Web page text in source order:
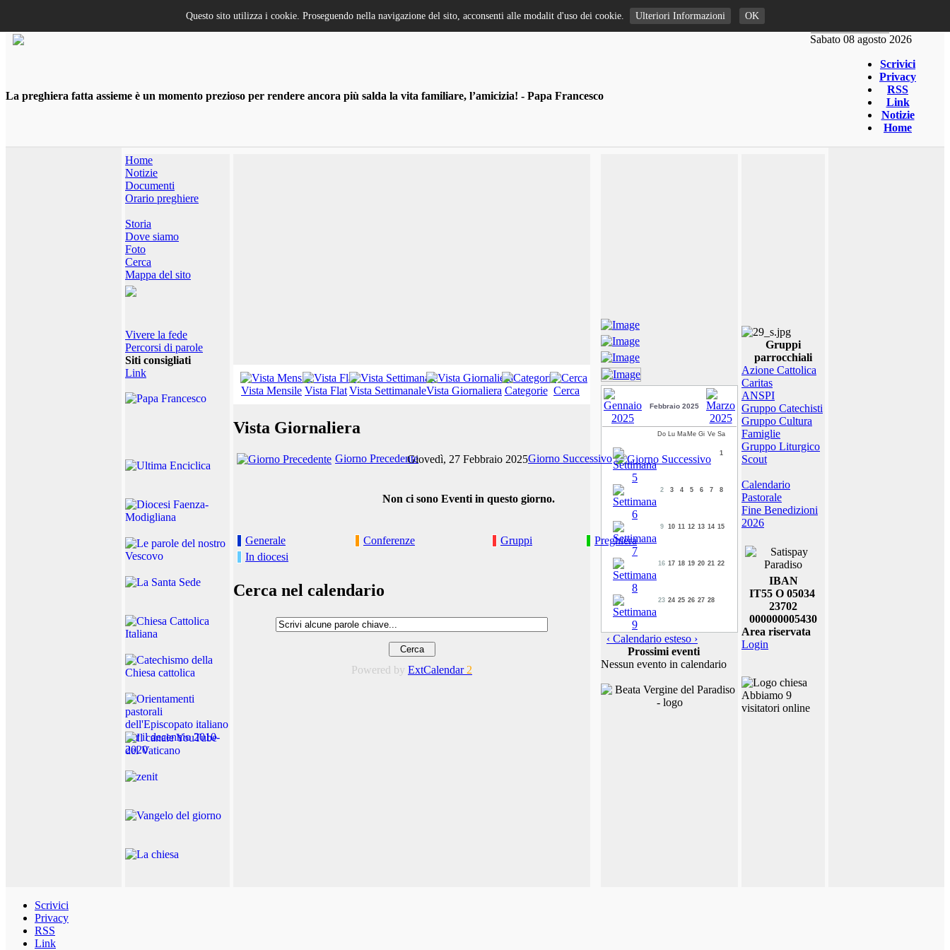
Sabato 08 agosto 2026
La preghiera fatta assieme è un momento prezioso per rendere ancora più salda la vita familiare, l’amicizia! - Papa Francesco
Scrivici
Privacy
RSS
Link
Notizie
Home
Home
Notizie
Documenti
Orario preghiere
Storia
Dove siamo
Foto
Cerca
Mappa del sito
Vivere la fede
Percorsi di parole
Siti consigliati
Link
Vista Mensile Vista FlatVista SettimanaleVista Giornaliera Categorie Cerca
Vista Giornaliera
Giorno PrecedenteGiovedì, 27 Febbraio 2025Giorno Successivo
Non ci sono Eventi in questo giorno.
Generale Conferenze Gruppi
Preghiera
In diocesi
Cerca nel calendario
Powered by ExtCalendar 2
Febbraio 2025
Do Lu Ma Me Gi Ve Sa
1
2 3 4 5 6 7 8
9 10 11 12 13 14 15
16 17 18 19 20 21 22
23 24 25 26 27 28
‹ Calendario esteso ›
Prossimi eventi
Nessun evento in calendario
Gruppi
parrocchiali
Azione Cattolica
Caritas
ANSPI
Gruppo Catechisti
Gruppo Cultura
Famiglie
Gruppo Liturgico
Scout
Calendario
Pastorale
Fine Benedizioni
2026
IBAN
IT55 O 05034
23702
000000005430
Area riservata
Login
Abbiamo 9
visitatori online
Scrivici
Privacy
RSS
Link
Questo sito utilizza i cookie. Proseguendo nella navigazione del sito, acconsenti alle modalit d'uso dei cookie. Ulteriori Informazioni OK